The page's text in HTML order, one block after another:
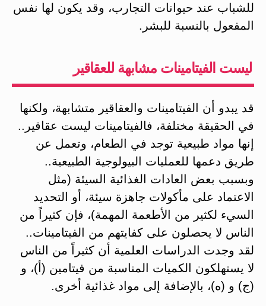
للشباب عند حيوانات التجارب، وقد يكون لها نفس
المفعول بالنسبة للبشر.
ليست الفيتامينات مشابهة للعقاقير
قد يبدو أن الفيتامينات والعقاقير متشابهة، ولكنها
في الحقيقة مختلفة، فالفيتامينات ليست عقاقير..
إنها مواد طبيعية توجد في الطعام، وتعمل عن
طريق دعمها للعمليات البيولوجية الطبيعية..
وبسبب بعض العادات الغذائية السيئة (مثل
الاعتماد على مأكولات جاهزة سيئة، أو التحديد
السيء لكثير من الأطعمة المهمة)، فإن كثيراً من
الناس لا يحصلون على كفايتهم من الفيتامينات..
لقد وجدت الدراسات العلمية أن كثيراً من الناس
لا يستهلكون الكميات المناسبة من فيتامين (أ)، و
(ج) و (ه)، بالإضافة إلى مواد غذائية أخرى.